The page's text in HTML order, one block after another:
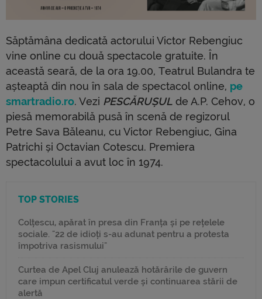
Săptămâna dedicată actorului Victor Rebengiuc
vine online cu două spectacole gratuite. În
această seară, de la ora 19.00, Teatrul Bulandra te
așteaptă din nou în sala de spectacol online, pe
smartradio.ro. Vezi PESCĂRUȘUL de A.P. Cehov, o
piesă memorabilă pusă în scenă de regizorul
Petre Sava Băleanu, cu Victor Rebengiuc, Gina
Patrichi și Octavian Cotescu. Premiera
spectacolului a avut loc în 1974.
TOP STORIES
Colțescu, apărat în presa din Franța și pe rețelele
sociale. "22 de idioți s-au adunat pentru a protesta
împotriva rasismului"
Curtea de Apel Cluj anulează hotărârile de guvern
care impun certificatul verde și continuarea stării de
alertă